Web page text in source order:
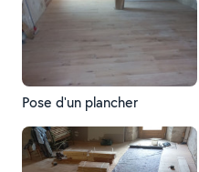
Pose d'un plancher